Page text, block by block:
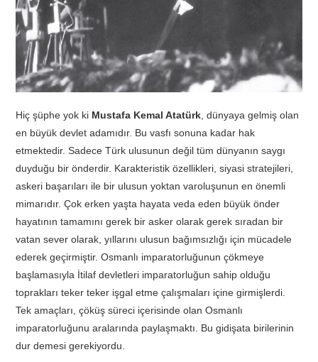
TÜRKÇE
REHBERLIK
Hiç şüphe yok ki Mustafa Kemal Atatürk , dünyaya gelmiş olan
en büyük devlet adamıdır. Bu vasfı sonuna kadar hak
etmektedir. Sadece Türk ulusunun değil tüm dünyanın saygı
duyduğu bir önderdir. Karakteristik özellikleri, siyasi stratejileri,
askeri başarıları ile bir ulusun yoktan varoluşunun en önemli
mimarıdır. Çok erken yaşta hayata veda eden büyük önder
hayatının tamamını gerek bir asker olarak gerek sıradan bir
vatan sever olarak, yıllarını ulusun bağımsızlığı için mücadele
ederek geçirmiştir. Osmanlı imparatorluğunun çökmeye
başlamasıyla İtilaf devletleri imparatorluğun sahip olduğu
toprakları teker teker işgal etme çalışmaları içine girmişlerdi.
Tek amaçları, çöküş süreci içerisinde olan Osmanlı
imparatorluğunu aralarında paylaşmaktı. Bu gidişata birilerinin
dur demesi gerekiyordu.